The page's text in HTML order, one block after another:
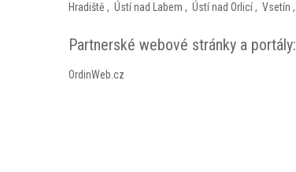
Hradiště , Ústí nad Labem , Ústí nad Orlicí, Vsetín ,
Partnerské webové stránky a portály:
OrdinWeb.cz